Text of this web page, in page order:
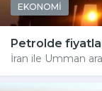
EKONOMİ
Petrolde
İran ile Umman